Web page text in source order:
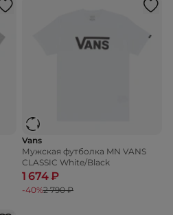
Vans
Мужская футболка MN VANS
CLASSIC White/Black
1 674 ₽
-40%2 790 ₽